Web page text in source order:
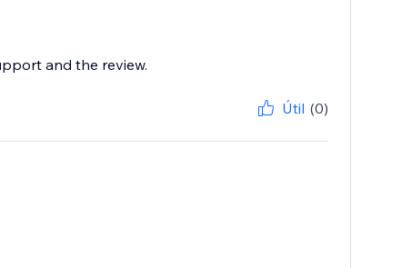
and the review.
Útil (0)